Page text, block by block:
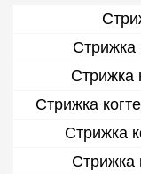
Стрижка
Стрижка
Стрижка
Стрижка
Стрижка